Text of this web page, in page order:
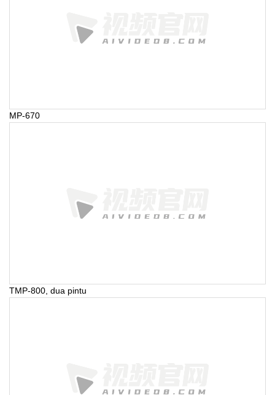
MP-670
TMP-800, dua pintu